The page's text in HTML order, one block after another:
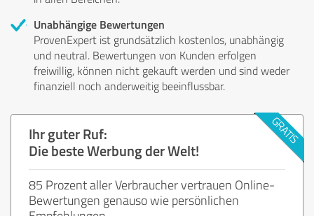
Unabhängige Bewertungen
ProvenExpert ist grundsätzlich kostenlos, unabhängig
und neutral. Bewertungen von Kunden erfolgen
freiwillig, können nicht gekauft werden und sind weder
finanziell noch anderweitig beeinflussbar.
Ihr guter Ruf:
Die beste Werbung der Welt!
85 Prozent aller Verbraucher vertrauen Online-
Bewertungen genauso wie persönlichen